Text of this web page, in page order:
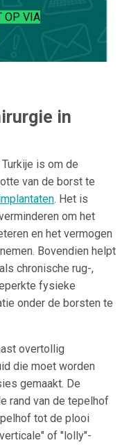
OP VIA
in
is om de
van de borst te
. Het is
om het
en het vermogen
Bovendien helpt
chronische rug-,
fysieke
onder de borsten te
overtollig
die moet worden
gemaakt. De
rand van de tepelhof
tot de plooi
of "lolly"-